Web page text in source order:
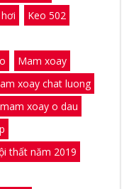
Keo 502
Mam xoay
xoay chat luong
xoay o dau
thất năm 2019